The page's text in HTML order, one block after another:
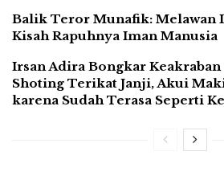
Balik Teror Munafik: Melawan
Kisah Rapuhnya Iman Manusia
Irsan Adira Bongkar
Shoting Terikat Janji, Akui
karena Sudah Terasa Seperti